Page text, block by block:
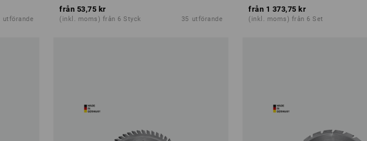
utförande
från 53,75 kr
(inkl. moms) från 6 Styck 35 utförande
från 1 373,75 kr
(inkl. moms) från 6 Set